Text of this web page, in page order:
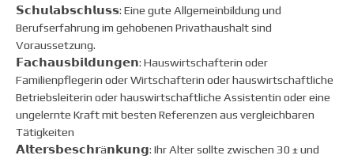
𝗦𝗰𝗵𝘂𝗹𝗮𝗯𝘀𝗰𝗵𝗹𝘂𝘀𝘀: Eine gute Allgemeinbildung und
Berufserfahrung im gehobenen Privathaushalt sind
Voraussetzung.
𝗙𝗮𝗰𝗵𝗮𝘂𝘀𝗯𝗶𝗹𝗱𝘂𝗻𝗴𝗲𝗻: Hauswirtschafterin oder
Familienpflegerin oder Wirtschafterin oder hauswirtschaftliche
Betriebsleiterin oder hauswirtschaftliche Assistentin oder eine
ungelernte Kraft mit besten Referenzen aus vergleichbaren
Tätigkeiten
𝗔𝗹𝘁𝗲𝗿𝘀𝗯𝗲𝘀𝗰𝗵𝗿ä𝗻𝗸𝘂𝗻𝗴: Ihr Alter sollte zwischen 30 ± und